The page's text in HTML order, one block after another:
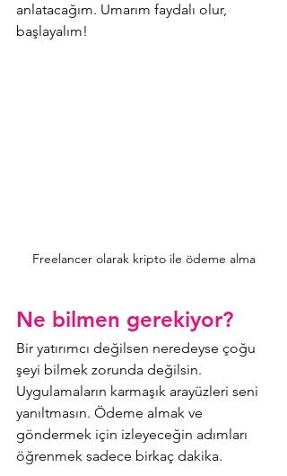
anlatacağım. Umarım faydalı olur,
başlayalım!
Freelancer olarak kripto ile ödeme alma
Ne bilmen gerekiyor?
Bir yatırımcı değilsen neredeyse çoğu
şeyi bilmek zorunda değilsin.
Uygulamaların karmaşık arayüzleri seni
yanıltmasın. Ödeme almak ve
göndermek için izleyeceğin adımları
öğrenmek sadece birkaç dakika.